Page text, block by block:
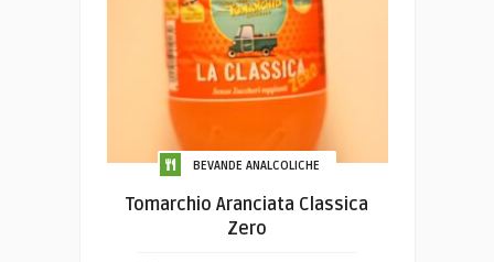
BEVANDE ANALCOLICHE
Tomarchio Aranciata Classica
Zero